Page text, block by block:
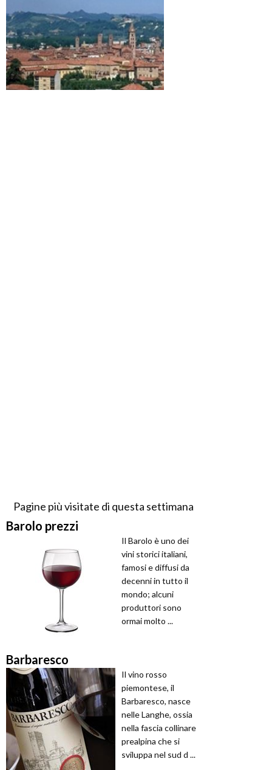
Pagine più visitate di questa settimana
Barolo prezzi
Il Barolo è uno dei
vini storici italiani,
famosi e diffusi da
decenni in tutto il
mondo; alcuni
produttori sono
ormai molto ...
Barbaresco
Il vino rosso
piemontese, il
Barbaresco, nasce
nelle Langhe, ossia
nella fascia collinare
prealpina che si
sviluppa nel sud d ...